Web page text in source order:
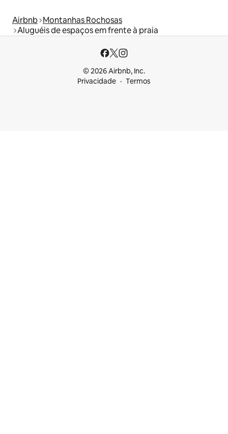
Airbnb Montanhas Rochosas
Aluguéis de espaços em frente à praia
© 2026 Airbnb, Inc.
Privacidade
Termos